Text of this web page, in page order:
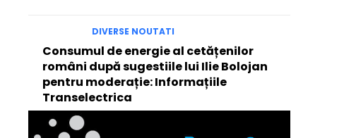
DIVERSE NOUTATI
Consumul de energie al cetățenilor
români după sugestiile lui Ilie Bolojan
pentru moderație: Informațiile
Transelectrica